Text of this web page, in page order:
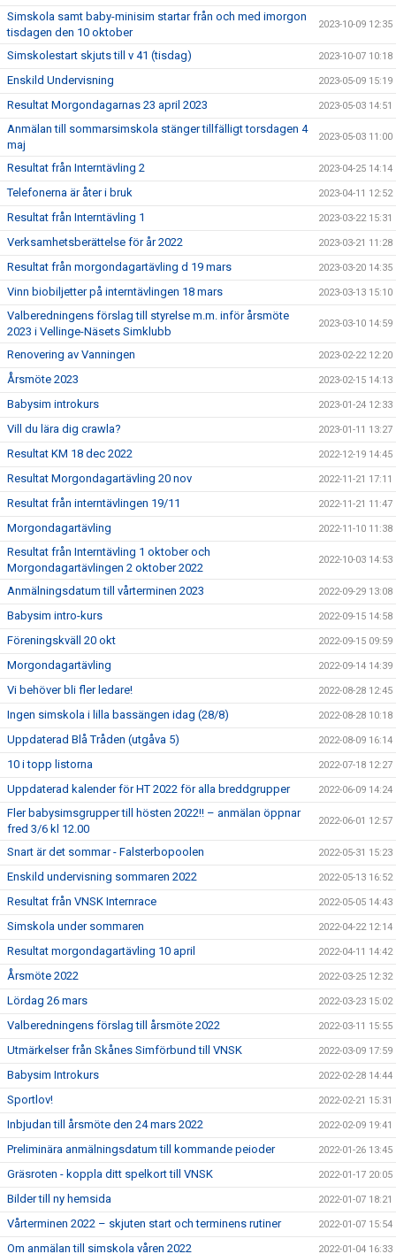
Simskola samt baby-minisim startar från och med imorgon
tisdagen den 10 oktober
2023-10-09 12:35
Simskolestart skjuts till v 41 (tisdag) 2023-10-07 10:18
Enskild Undervisning 2023-05-09 15:19
Resultat Morgondagarnas 23 april 2023 2023-05-03 14:51
Anmälan till sommarsimskola stänger tillfälligt torsdagen 4
maj
2023-05-03 11:00
Resultat från Interntävling 2 2023-04-25 14:14
Telefonerna är åter i bruk 2023-04-11 12:52
Resultat från Interntävling 1 2023-03-22 15:31
Verksamhetsberättelse för år 2022 2023-03-21 11:28
Resultat från morgondagartävling d 19 mars 2023-03-20 14:35
Vinn biobiljetter på interntävlingen 18 mars 2023-03-13 15:10
Valberedningens förslag till styrelse m.m. inför årsmöte
2023 i Vellinge-Näsets Simklubb
2023-03-10 14:59
Renovering av Vanningen 2023-02-22 12:20
Årsmöte 2023 2023-02-15 14:13
Babysim introkurs 2023-01-24 12:33
Vill du lära dig crawla? 2023-01-11 13:27
Resultat KM 18 dec 2022 2022-12-19 14:45
Resultat Morgondagartävling 20 nov 2022-11-21 17:11
Resultat från interntävlingen 19/11 2022-11-21 11:47
Morgondagartävling 2022-11-10 11:38
Resultat från Interntävling 1 oktober och
Morgondagartävlingen 2 oktober 2022
2022-10-03 14:53
Anmälningsdatum till vårterminen 2023 2022-09-29 13:08
Babysim intro-kurs 2022-09-15 14:58
Föreningskväll 20 okt 2022-09-15 09:59
Morgondagartävling 2022-09-14 14:39
Vi behöver bli fler ledare! 2022-08-28 12:45
Ingen simskola i lilla bassängen idag (28/8) 2022-08-28 10:18
Uppdaterad Blå Tråden (utgåva 5) 2022-08-09 16:14
10 i topp listorna 2022-07-18 12:27
Uppdaterad kalender för HT 2022 för alla breddgrupper 2022-06-09 14:24
Fler babysimsgrupper till hösten 2022!! – anmälan öppnar
fred 3/6 kl 12.00
2022-06-01 12:57
Snart är det sommar - Falsterbopoolen 2022-05-31 15:23
Enskild undervisning sommaren 2022 2022-05-13 16:52
Resultat från VNSK Internrace 2022-05-05 14:43
Simskola under sommaren 2022-04-22 12:14
Resultat morgondagartävling 10 april 2022-04-11 14:42
Årsmöte 2022 2022-03-25 12:32
Lördag 26 mars 2022-03-23 15:02
Valberedningens förslag till årsmöte 2022 2022-03-11 15:55
Utmärkelser från Skånes Simförbund till VNSK 2022-03-09 17:59
Babysim Introkurs 2022-02-28 14:44
Sportlov! 2022-02-21 15:31
Inbjudan till årsmöte den 24 mars 2022 2022-02-09 19:41
Preliminära anmälningsdatum till kommande peioder 2022-01-26 13:45
Gräsroten - koppla ditt spelkort till VNSK 2022-01-17 20:05
Bilder till ny hemsida 2022-01-07 18:21
Vårterminen 2022 – skjuten start och terminens rutiner 2022-01-07 15:54
Om anmälan till simskola våren 2022 2022-01-04 16:33